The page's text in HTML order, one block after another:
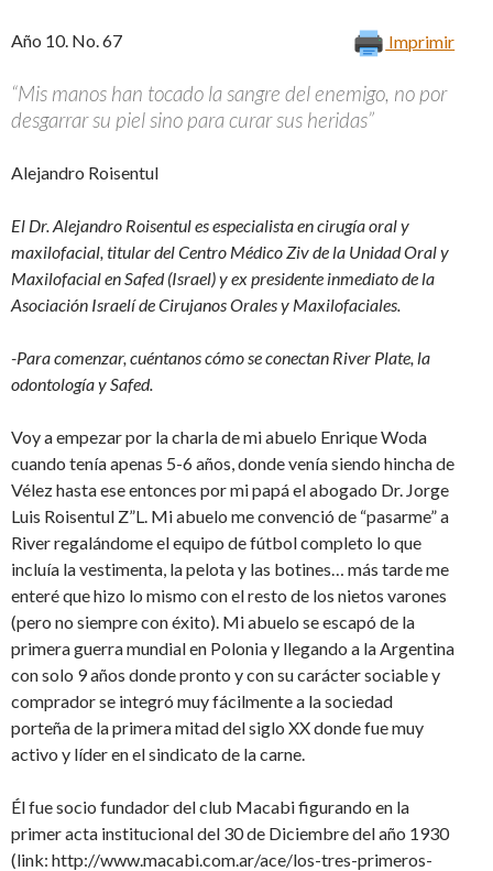
Imprimir
Año 10. No. 67
“Mis manos han tocado la sangre del enemigo, no por
desgarrar su piel sino para curar sus heridas”
Alejandro Roisentul
El Dr. Alejandro Roisentul es especialista en cirugía oral y
maxilofacial, titular del Centro Médico Ziv de la Unidad Oral y
Maxilofacial en Safed (Israel) y ex presidente inmediato de la
Asociación Israelí de Cirujanos Orales y Maxilofaciales.
-Para comenzar, cuéntanos cómo se conectan River Plate, la
odontología y Safed.
Voy a empezar por la charla de mi abuelo Enrique Woda
cuando tenía apenas 5-6 años, donde venía siendo hincha de
Vélez hasta ese entonces por mi papá el abogado Dr. Jorge
Luis Roisentul Z”L. Mi abuelo me convenció de “pasarme” a
River regalándome el equipo de fútbol completo lo que
incluía la vestimenta, la pelota y las botines… más tarde me
enteré que hizo lo mismo con el resto de los nietos varones
(pero no siempre con éxito). Mi abuelo se escapó de la
primera guerra mundial en Polonia y llegando a la Argentina
con solo 9 años donde pronto y con su carácter sociable y
comprador se integró muy fácilmente a la sociedad
porteña de la primera mitad del siglo XX donde fue muy
activo y líder en el sindicato de la carne.
Él fue socio fundador del club Macabi figurando en la
primer acta institucional del 30 de Diciembre del año 1930
(link: http://www.macabi.com.ar/ace/los-tres-primeros-